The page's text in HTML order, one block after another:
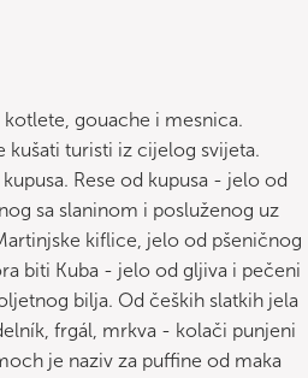
gouache i mesnica.
turisti iz cijelog svijeta.
Rese od kupusa - jelo od
sa slaninom i posluženog uz
kiflice, jelo od pšeničnog
biti Kuba - jelo od gljiva i pečeni
bilja. Od čeških slatkih jela
frgál, mrkva - kolači punjeni
je naziv za puffine od maka